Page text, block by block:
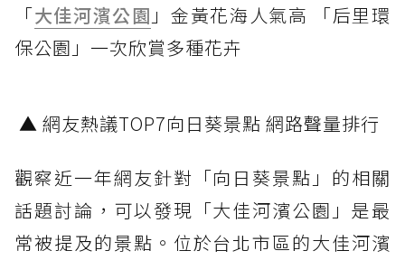
「大佳河濱公園 」金黃花海人氣高 「后里環
保公園」一次欣賞多種花卉
▲ 網友熱議TOP7向日葵景點 網路聲量排行
觀察近一年網友針對「向日葵景點」的相關
話題討論，可以發現「大佳河濱公園」是最
常被提及的景點。位於台北市區的大佳河濱